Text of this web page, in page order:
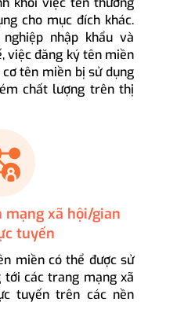
cho mục đích khác.
nhập khẩu và
việc đăng ký tên miền
tên miền bị sử dụng
chất lượng trên thị
mạng xã hội/gian
tuyến
miền có thể được sử
tới các trang mạng xã
tuyến trên các nền